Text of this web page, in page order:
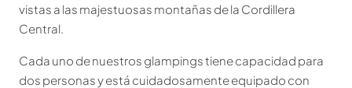
vistas a las majestuosas montañas de la Cordillera
Central.
Cada uno de nuestros glampings tiene capacidad para
dos personas y está cuidadosamente equipado con